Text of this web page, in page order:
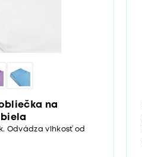
na
biela
Odvádza vlhkosť od